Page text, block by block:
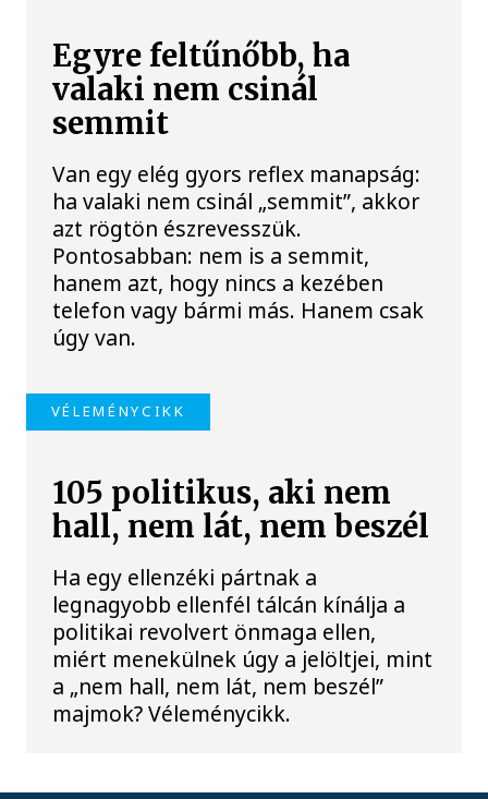
Egyre feltűnőbb, ha
valaki nem csinál
semmit
Van egy elég gyors reflex manapság:
ha valaki nem csinál „semmit”, akkor
azt rögtön észrevesszük.
Pontosabban: nem is a semmit,
hanem azt, hogy nincs a kezében
telefon vagy bármi más. Hanem csak
úgy van.
VÉLEMÉNYCIKK
105 politikus, aki nem
hall, nem lát, nem beszél
Ha egy ellenzéki pártnak a
legnagyobb ellenfél tálcán kínálja a
politikai revolvert önmaga ellen,
miért menekülnek úgy a jelöltjei, mint
a „nem hall, nem lát, nem beszél”
majmok? Véleménycikk.